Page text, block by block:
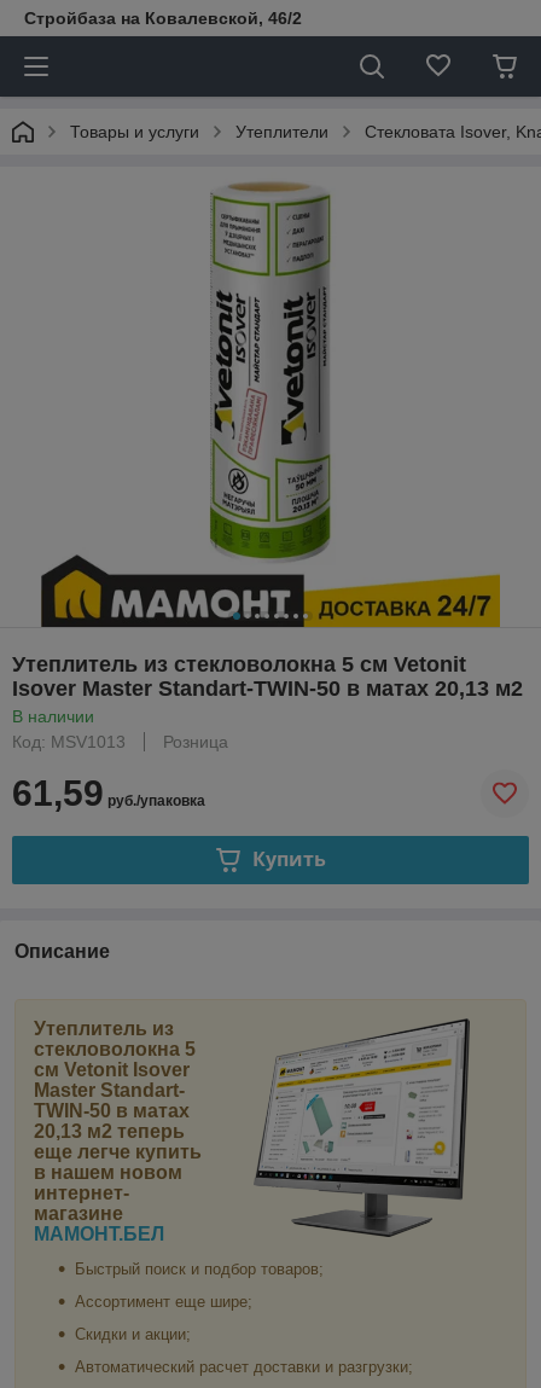
Стройбаза на Ковалевской, 46/2
Товары и услуги Утеплители Стекловата Isover,
Утеплитель из стекловолокна 5 см Vetonit
Isover Master Standart-TWIN-50 в матах 20,13 м2
В наличии
Код: MSV1013
Розница
61,59 руб./упаковка
Купить
Описание
Утеплитель из
стекловолокна 5
см Vetonit Isover
Master Standart-
TWIN-50 в матах
20,13 м2 теперь
еще легче купить
в нашем новом
интернет-
магазине
МАМОНТ.БЕЛ
Быстрый поиск и подбор товаров;
Ассортимент еще шире;
Скидки и акции;
Автоматический расчет доставки и разгрузки;